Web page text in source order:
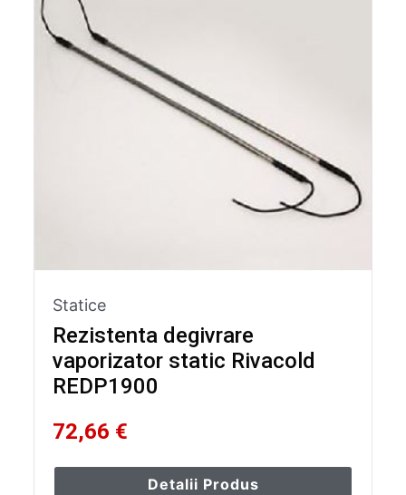
Statice
Rezistenta degivrare
vaporizator static Rivacold
REDP1900
72,66 €
Detalii Produs